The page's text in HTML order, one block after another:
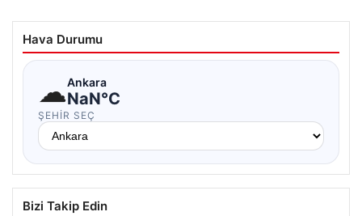
Hava Durumu
☁Ankara
NaN°C
ŞEHIR SEÇ
Bizi Takip Edin